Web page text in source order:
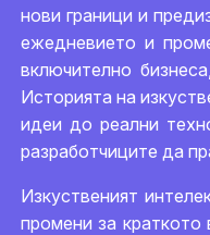
нови граници и
ежедневието и
включително
Историята на
идеи до реални
разработчиците да
Изкуственият
промени за